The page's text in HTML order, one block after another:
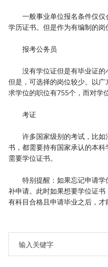
一般事业单位报名条件仅仅
学历证书。但是作为有编制的岗
报考公务员
没有学位证但是有毕业证的
但是，可选择的岗位较少。以
求学位的职位有755个，而对学
考证
许多国家级别的考试，比如
书，都需要持有国家承认的本
需要学位证书。
特别提醒：如果忘记申请学
补申请。此时如果想要学位证
有科目合格且申请毕业之后，才